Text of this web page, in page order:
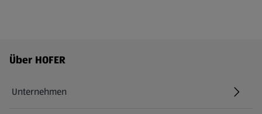
Fußzeilenmenü - weitere Links
Über HOFER
Unternehmen